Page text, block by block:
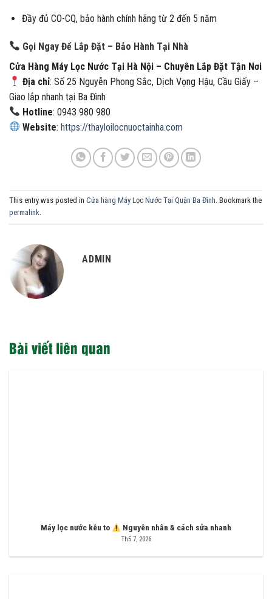
Đầy đủ CO-CQ, bảo hành chính hãng từ 2 đến 5 năm
Gọi Ngay Để Lắp Đặt – Bảo Hành Tại Nhà
Cửa Hàng Máy Lọc Nước Tại Hà Nội – Chuyên Lắp Đặt Tận Nơi
Địa chỉ: Số 25 Nguyễn Phong Sắc, Dịch Vọng Hậu, Cầu Giấy –
Giao lắp nhanh tại Ba Đình
Hotline: 0943 980 980
Website:https://thayloilocnuoctainha.com
This entry was posted in Cửa hàng Máy Lọc Nước Tại Quận Ba Đình. Bookmark the
permalink.
ADMIN
Bài viết liên quan
Máy lọc nước kêu to Nguyên nhân & cách sửa nhanh
Th5 7, 2026